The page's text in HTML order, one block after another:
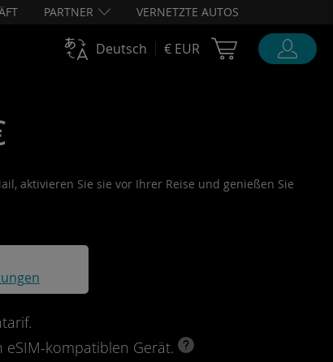
PARTNER VERNETZTE AUTOS
Deutsch € EUR Cart Ubigi
aktivieren Sie sie vor Ihrer Reise und genießen Sie
kompatiblen Gerät.